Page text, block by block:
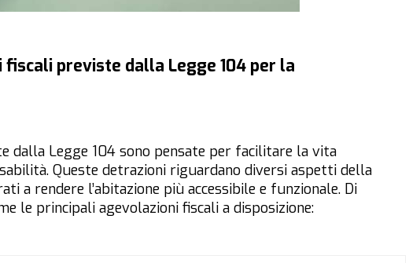
previste dalla Legge 104 per la
dalla Legge 104 sono pensate per facilitare la vita
Queste detrazioni riguardano diversi aspetti della
a rendere l’abitazione più accessibile e funzionale. Di
le principali agevolazioni fiscali a disposizione: